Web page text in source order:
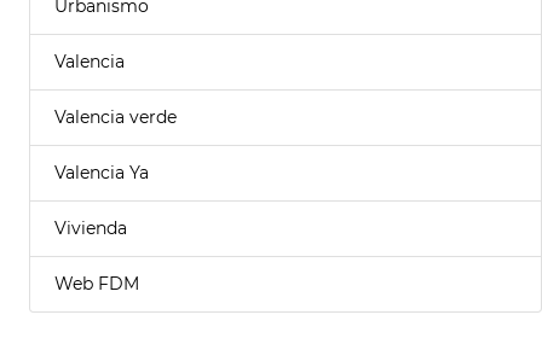
Urbanismo
Valencia
Valencia verde
Valencia Ya
Vivienda
Web FDM